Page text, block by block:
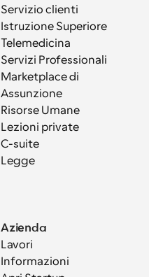
Servizio clienti
Istruzione Superiore
Telemedicina
Servizi Professionali
Marketplace di
Assunzione
Risorse Umane
Lezioni private
C-suite
Legge
Azienda
Lavori
Informazioni